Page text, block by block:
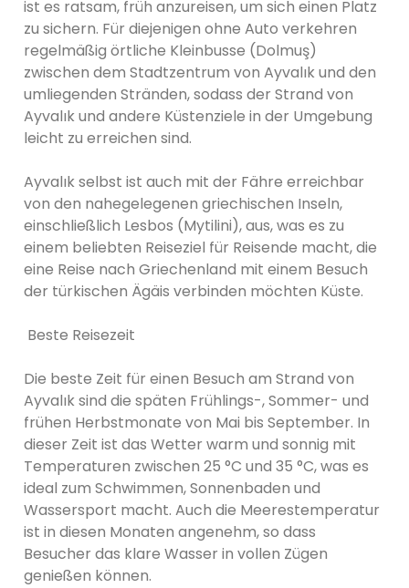
ist es ratsam, früh anzureisen, um sich einen Platz
zu sichern. Für diejenigen ohne Auto verkehren
regelmäßig örtliche Kleinbusse (Dolmuş)
zwischen dem Stadtzentrum von Ayvalık und den
umliegenden Stränden, sodass der Strand von
Ayvalık und andere Küstenziele in der Umgebung
leicht zu erreichen sind.
Ayvalık selbst ist auch mit der Fähre erreichbar
von den nahegelegenen griechischen Inseln,
einschließlich Lesbos (Mytilini), aus, was es zu
einem beliebten Reiseziel für Reisende macht, die
eine Reise nach Griechenland mit einem Besuch
der türkischen Ägäis verbinden möchten Küste.
Beste Reisezeit
Die beste Zeit für einen Besuch am Strand von
Ayvalık sind die späten Frühlings-, Sommer- und
frühen Herbstmonate von Mai bis September. In
dieser Zeit ist das Wetter warm und sonnig mit
Temperaturen zwischen 25 °C und 35 °C, was es
ideal zum Schwimmen, Sonnenbaden und
Wassersport macht. Auch die Meerestemperatur
ist in diesen Monaten angenehm, so dass
Besucher das klare Wasser in vollen Zügen
genießen können.